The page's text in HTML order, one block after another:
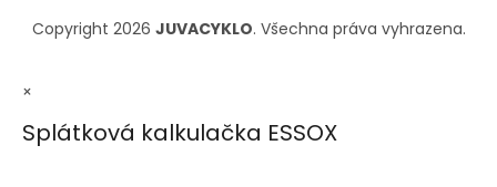
Copyright 2026 JUVACYKLO. Všechna práva vyhrazena.
×
Splátková kalkulačka ESSOX